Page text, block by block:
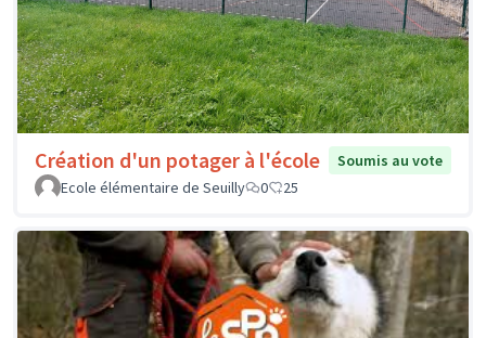
Création d'un potager à l'école
Soumis au vote
Ecole élémentaire de Seuilly
0 25